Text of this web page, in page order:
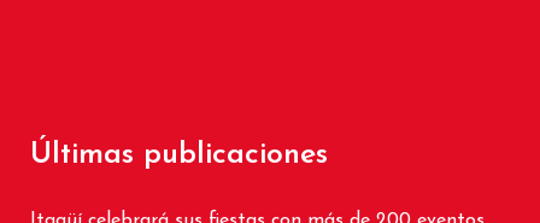
Últimas publicaciones